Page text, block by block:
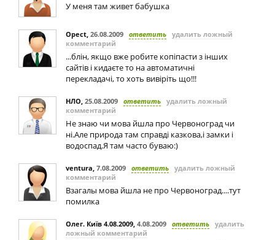
У меня там живет бабушка
Opect, 26.08.2009 ответить удалить ложный
комментарий
...блін, якщо вже робите копіпасти з інших
сайтів і кидаєте то на автоматичні
перекладачі, то хоть вивіріть що!!!
НЛО, 25.08.2009 ответить удалить ложный
комментарий
Не знаю чи мова йшла про Червоноград чи
ні.Але природа там справді казкова,і замки і
водоспад.Я там часто буваю:)
ventura, 7.08.2009 ответить удалить ложный
комментарий
Взагалы мова йшла не про Червоноград....тут
помилка
Олег. Київ 4.08.2009, 4.08.2009 ответить удалить
ложный комментарий